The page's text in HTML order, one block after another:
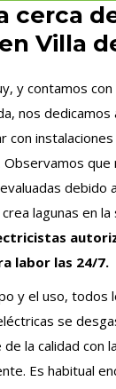
cerca
Villa
y contamos
nos dedicamos
con
que
debido
lagunas en la
labor las 24/7.
y el uso, todos
se
la calidad con
Es habitual